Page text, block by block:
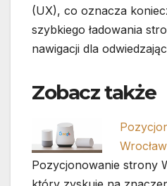
(UX), co oznacza
szybkiego ładowania
nawigacji dla
Zobacz także
Wrocław
Pozycjonowanie strony